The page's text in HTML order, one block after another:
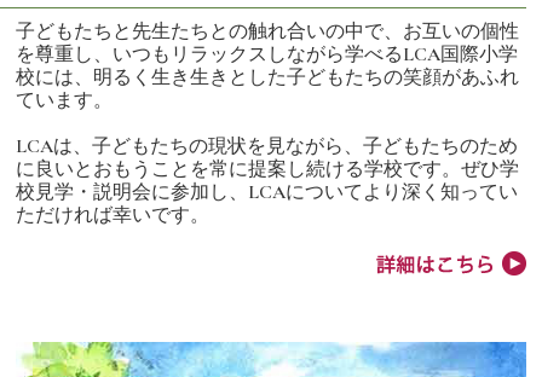
子どもたちと先生たちとの触れ合いの中で、お互いの個性
を尊重し、いつもリラックスしながら学べるLCA国際小学
校には、明るく生き生きとした子どもたちの笑顔があふれ
ています。
LCAは、子どもたちの現状を見ながら、子どもたちのため
に良いとおもうことを常に提案し続ける学校です。ぜひ学
校見学・説明会に参加し、LCAについてより深く知ってい
ただければ幸いです。